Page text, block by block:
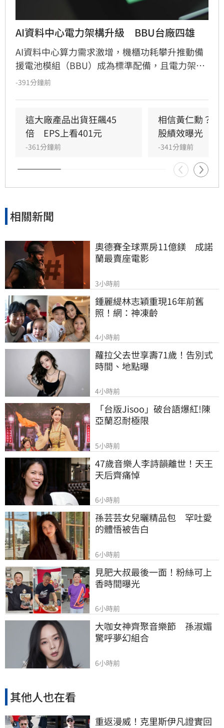
AI資料中心電力架構升級　BBU台廠四雄
AI資料中心算力需求激增，機櫃功耗攀升推動備
援電池模組（BBU）成為標準配備，且電力架構
正朝高壓直流（HVDC）升級。法人分析，隨著
12kW。順達、光寶科、新盛力與AES-KY等台廠
積極擴產佈局，搶攻AI電源管理與儲能商機。市
場預估，至2028年AI用電需求將顯著成長，機櫃
價值重心轉向電源與散熱系統。法人看好相關供
應鏈在產能升級與技術迭代下，中長期成長能見
度極高，投資人可關注各廠在HVDC架構轉型下
險。
-391分鐘前
這大廠產品出貨狂飆45
倍　EPS上看401元
-361分鐘前
相信黃仁勳？喊
股績效曝光
-341分鐘前
相關新聞
奧德賽全球票房11億鎂　成諾
蘭最賣座電影
3小時前
鍾麗緹林志穎重現16年前舊
照！網：神凍齡
4小時前
蘿拉父去世享壽71歲！告別式
時間、地點曝
4小時前
「台版Jisoo」破台語爆紅!陳
亞蘭忍耐極限
5小時前
47歲音樂人李詩韻離世！天王
天后齊痛悼
6小時前
孫芸芸女兒曬精品包　罕吐愛
的體悟被告白
6小時前
見肥大叔最後一面！粉絲可上
香時間曝光
6小時前
大咖女神齊聚音樂節　孫淑媚
驚呼夢幻組合
6小時前
其他人也在看
重返漫威！克里斯伊凡證實回